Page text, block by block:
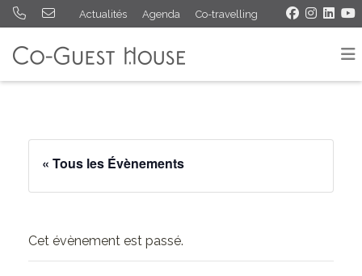
Actualités Agenda Co-travelling
« Tous les Évènements
Cet évènement est passé.